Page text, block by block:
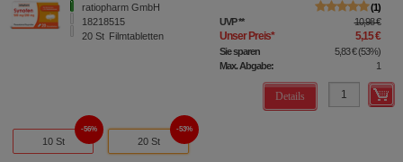
ratiopharm GmbH
18218515
20 St Filmtabletten
1
UVP** 10,98 €
Unser Preis* 5,15 €
Sie sparen 5,83 €(53%)
Max. Abgabe:
1
Details
10 St
56%
20 St
53%